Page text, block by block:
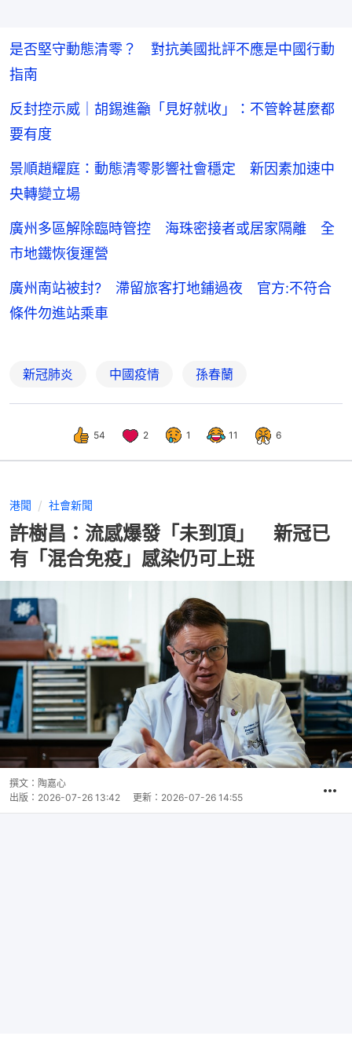
是否堅守動態清零？ 對抗美國批評不應是中國行動
指南
反封控示威｜胡錫進籲「見好就收」：不管幹甚麼都
要有度
景順趙耀庭：動態清零影響社會穩定 新因素加速中
央轉變立場
廣州多區解除臨時管控 海珠密接者或居家隔離 全
市地鐵恢復運營
廣州南站被封? 滯留旅客打地鋪過夜 官方:不符合
條件勿進站乘車
新冠肺炎 中國疫情 孫春蘭
54 2 1 11 6
港聞 社會新聞
許樹昌：流感爆發「未到頂」 新冠已
有「混合免疫」感染仍可上班
撰文： 陶嘉心
出版： 2026-07-26 13:42 更新： 2026-07-26 14:55